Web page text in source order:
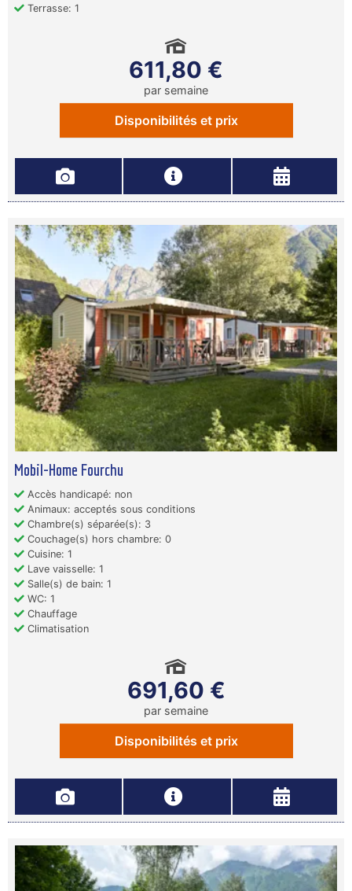
Terrasse: 1
611,80 €
par semaine
Disponibilités et prix
Mobil-Home Fourchu
Accès handicapé: non
Animaux: acceptés sous conditions
Chambre(s) séparée(s): 3
Couchage(s) hors chambre: 0
Cuisine: 1
Lave vaisselle: 1
Salle(s) de bain: 1
WC: 1
Chauffage
Climatisation
691,60 €
par semaine
Disponibilités et prix